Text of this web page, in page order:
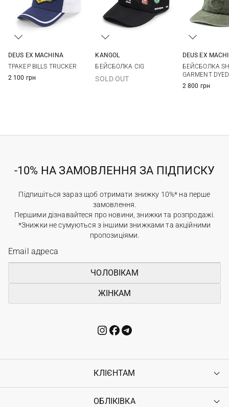
DEUS EX MACHINА
ТРАКЕР BILLS TRUCKER
2 100 грн
KANGOL
БЕЙСБОЛКА CIG
SOLD OUT
DEUS EX
БЕЙСБОЛКА
GARMENT
2 800 грн
-10% НА ЗАМОВЛЕННЯ ЗА ПІДПИСКУ
Підпишіться зараз щоб отримати знижку 10%* на перше
замовлення.
Першими дізнавайтеся про новини, знижки та розпродажі.
*Знижки не сумуються з іншими знижками та акційними
пропозиціями.
ЧОЛОВІКАМ
ЖІНКАМ
КЛІЄНТАМ
Контакти
ОБЛІКІВКА